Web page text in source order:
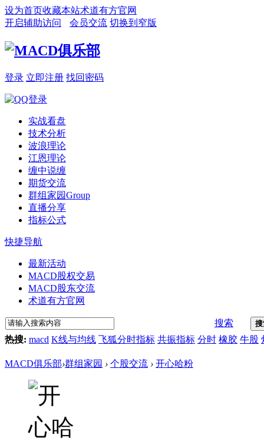
设为首页收藏本站术道有方官网
开启辅助访问
会员交流 切换到窄版
登录 立即注册 找回密码
实战看盘
技术分析
波浪理论
江恩理论
缠中说缠
期货交流
群组家园Group
直播分享
指标公式
快捷导航
最新活动
MACD股权交易
MACD股东交流
术道有方官网
搜索
热搜: macd K线与均线 飞狐分时指标 共振指标 分时 橡胶 牛股
MACD俱乐部›群组家园 › 个股交流 › 开心哈粉